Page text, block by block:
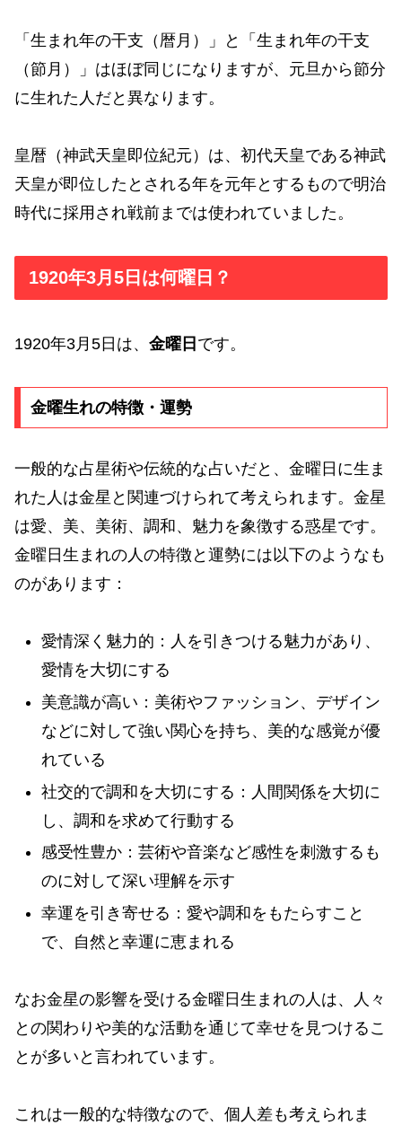
「生まれ年の干支（暦月）」と「生まれ年の干支
（節月）」はほぼ同じになりますが、元旦から節分
に生れた人だと異なります。
皇暦（神武天皇即位紀元）は、初代天皇である神武
天皇が即位したとされる年を元年とするもので明治
時代に採用され戦前までは使われていました。
1920年3月5日は何曜日？
1920年3月5日は、 金曜日 です。
金曜生れの特徴・運勢
一般的な占星術や伝統的な占いだと、金曜日に生ま
れた人は金星と関連づけられて考えられます。金星
は愛、美、美術、調和、魅力を象徴する惑星です。
金曜日生まれの人の特徴と運勢には以下のようなも
のがあります：
愛情深く魅力的：人を引きつける魅力があり、
愛情を大切にする
美意識が高い：美術やファッション、デザイン
などに対して強い関心を持ち、美的な感覚が優
れている
社交的で調和を大切にする：人間関係を大切に
し、調和を求めて行動する
感受性豊か：芸術や音楽など感性を刺激するも
のに対して深い理解を示す
幸運を引き寄せる：愛や調和をもたらすこと
で、自然と幸運に恵まれる
なお金星の影響を受ける金曜日生まれの人は、人々
との関わりや美的な活動を通じて幸せを見つけるこ
とが多いと言われています。
これは一般的な特徴なので、個人差も考えられま